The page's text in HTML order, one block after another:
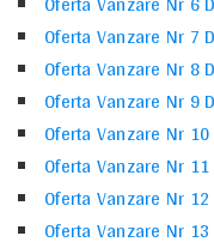
Oferta Vanzare Nr 7
Oferta Vanzare Nr 8
Oferta Vanzare Nr 9
Oferta Vanzare Nr
Oferta Vanzare Nr
Oferta Vanzare Nr
Oferta Vanzare Nr